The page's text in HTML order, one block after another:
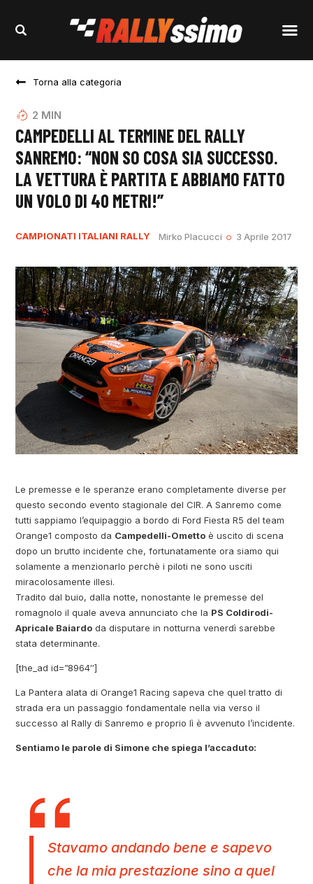
Torna alla categoria
2 MIN
CAMPEDELLI AL TERMINE DEL RALLY
SANREMO: “NON SO COSA SIA SUCCESSO.
LA VETTURA È PARTITA E ABBIAMO FATTO
UN VOLO DI 40 METRI!”
CAMPIONATI ITALIANI RALLY Mirko Placucci 3 Aprile 2017
Le premesse e le speranze erano completamente diverse per
questo secondo evento stagionale del CIR. A Sanremo come
tutti sappiamo l’equipaggio a bordo di Ford Fiesta R5 del team
Orange1 composto da Campedelli-Ometto è uscito di scena
dopo un brutto incidente che, fortunatamente ora siamo qui
solamente a menzionarlo perchè i piloti ne sono usciti
miracolosamente illesi.
Tradito dal buio, dalla notte, nonostante le premesse del
romagnolo il quale aveva annunciato che la PS Coldirodi-
Apricale Baiardo da disputare in notturna venerdì sarebbe
stata determinante.
[the_ad id=”8964″]
La Pantera alata di Orange1 Racing sapeva che quel tratto di
strada era un passaggio fondamentale nella via verso il
successo al Rally di Sanremo e proprio lì è avvenuto l’incidente.
Sentiamo le parole di Simone che spiega l’accaduto:
Stavamo andando bene e sapevo
che la mia prestazione sino a quel